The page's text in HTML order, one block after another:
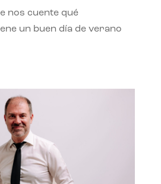
nos cuente qué
un buen día de verano